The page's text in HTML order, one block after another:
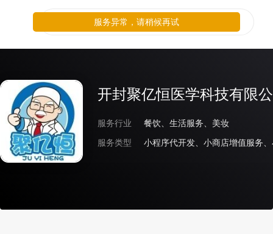
开封聚亿恒医学科技有限
服务行业
餐饮、生活服务、美妆
服务类型
小程序代开发、小商店增值服务
服务异常，请稍候再试